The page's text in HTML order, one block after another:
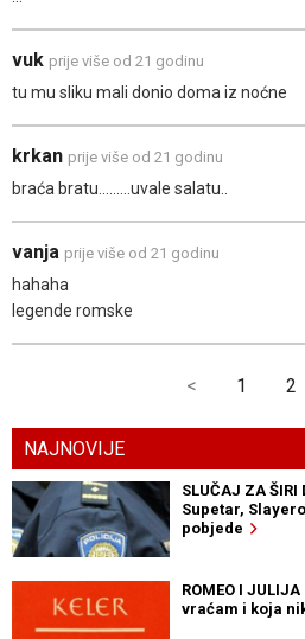
vuk prije više od 21 godinu
tu mu sliku mali donio doma iz noćne
krkan prije više od 21 godinu
braća bratu.........uvale salatu..
vanja prije više od 21 godinu
hahaha
legende romske
< 1 2
NAJNOVIJE
SLUČAJ ZA ŠIRI
Supetar,
pobjede
ROMEO I
vraćam i koja